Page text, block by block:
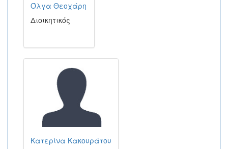
Όλγα Θεοχάρη
Διοικητικός
Κατερίνα Κακουράτου